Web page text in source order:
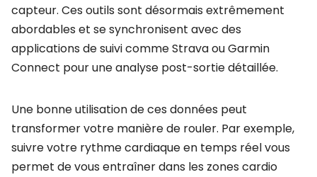
capteur. Ces outils sont désormais extrêmement
abordables et se synchronisent avec des
applications de suivi comme Strava ou Garmin
Connect pour une analyse post-sortie détaillée.
Une bonne utilisation de ces données peut
transformer votre manière de rouler. Par exemple,
suivre votre rythme cardiaque en temps réel vous
permet de vous entraîner dans les zones cardio